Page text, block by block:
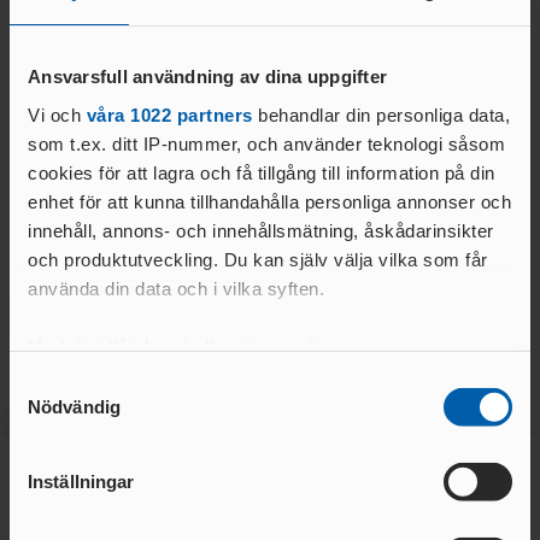
Ansvarsfull användning av dina uppgifter
Vi och våra 1022 partners behandlar din personliga data,
som t.ex. ditt IP-nummer, och använder teknologi såsom
cookies för att lagra och få tillgång till information på din
enhet för att kunna tillhandahålla personliga annonser och
innehåll, annons- och innehållsmätning, åskådarinsikter
och produktutveckling. Du kan själv välja vilka som får
använda din data och i vilka syften.
som kan ha en noggrannhet på upp till flera meter
Nödvändig
Inställningar
05 AUG. 2026 | 09:37
JSM22, USM16-17 2026
LÄS MER
02 AUG. 2026 | 09:53
GM Merch